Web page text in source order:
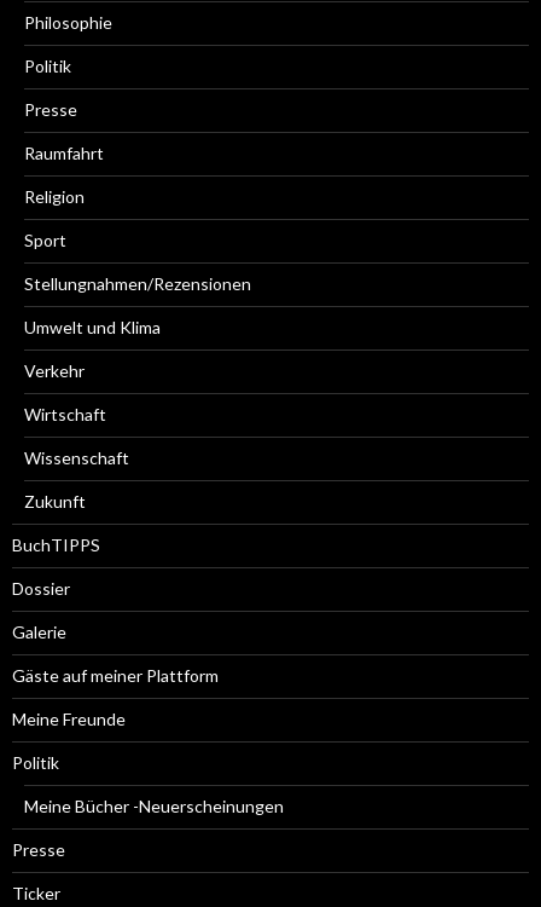
Philosophie
Politik
Presse
Raumfahrt
Religion
Sport
Stellungnahmen/Rezensionen
Umwelt und Klima
Verkehr
Wirtschaft
Wissenschaft
Zukunft
BuchTIPPS
Dossier
Galerie
Gäste auf meiner Plattform
Meine Freunde
Politik
Meine Bücher -Neuerscheinungen
Presse
Ticker